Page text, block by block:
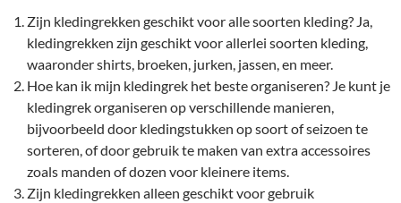
Zijn kledingrekken geschikt voor alle soorten kleding? Ja,
kledingrekken zijn geschikt voor allerlei soorten kleding,
waaronder shirts, broeken, jurken, jassen, en meer.
Hoe kan ik mijn kledingrek het beste organiseren? Je kunt je
kledingrek organiseren op verschillende manieren,
bijvoorbeeld door kledingstukken op soort of seizoen te
sorteren, of door gebruik te maken van extra accessoires
zoals manden of dozen voor kleinere items.
Zijn kledingrekken alleen geschikt voor gebruik